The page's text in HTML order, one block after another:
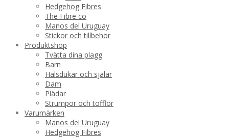
Hedgehog Fibres
The Fibre co
Manos del Uruguay
Stickor och tillbehör
Produktshop
Tvätta dina plagg
Barn
Halsdukar och sjalar
Dam
Plädar
Strumpor och tofflor
Varumärken
Manos del Uruguay
Hedgehog Fibres